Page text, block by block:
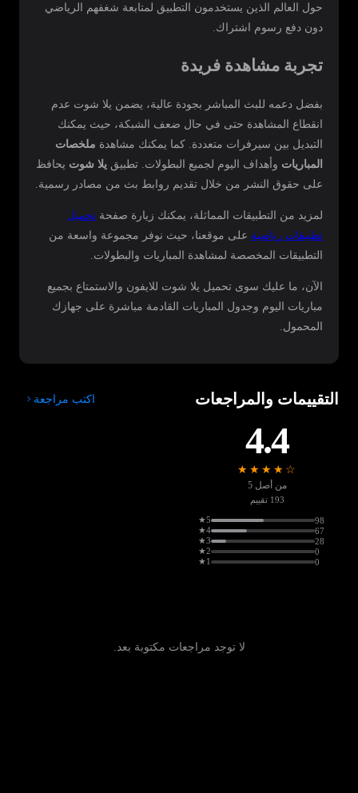
حول العالم الذين يستخدمون التطبيق لمتابعة شغفهم الرياضي
دون دفع رسوم اشتراك.
تجربة مشاهدة فريدة
بفضل دعمه للبث المباشر بجودة عالية، يضمن يلا شوت عدم
انقطاع المشاهدة حتى في حال ضعف الشبكة، حيث يمكنك
التبديل بين سيرفرات متعددة. كما يمكنك مشاهدة ملخصات
المباريات وأهداف اليوم لجميع البطولات. تطبيق يلا شوت يحافظ
على حقوق النشر من خلال تقديم روابط بث من مصادر رسمية.
لمزيد من التطبيقات المماثلة، يمكنك زيارة صفحة تحميل
تطبيقات رياضية على موقعنا، حيث نوفر مجموعة واسعة من
التطبيقات المخصصة لمشاهدة المباريات والبطولات.
الآن، ما عليك سوى تحميل يلا شوت للايفون والاستمتاع بجميع
مباريات اليوم وجدول المباريات القادمة مباشرة على جهازك
المحمول.
التقييمات والمراجعات اكتب مراجعة
4.4
★★★★☆
من أصل 5
193 تقييم
5★
98
4★
67
3★
28
2★
0
1★
0
لا توجد مراجعات مكتوبة بعد.